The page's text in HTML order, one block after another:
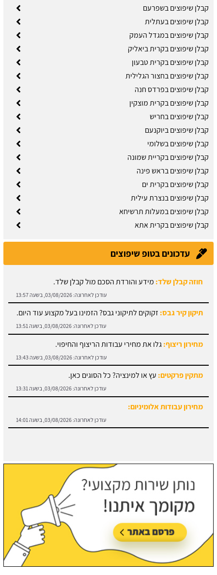
קבלן שיפוצים בשפרעם
קבלן שיפוצים בעתלית
קבלן שיפוצים במגדל העמק
קבלן שיפוצים בקרית ביאליק
קבלן שיפוצים בקרית טבעון
קבלן שיפוצים בחצור הגלילית
קבלן שיפוצים בפרדס חנה
קבלן שיפוצים בקרית מוצקין
קבלן שיפוצים בחריש
קבלן שיפוצים ביוקנעם
קבלן שיפוצים בשלומי
קבלן שיפוצים בקריית שמונה
קבלן שיפוצים בראש פינה
קבלן שיפוצים בקרית ים
קבלן שיפוצים בנצרת עילית
קבלן שיפוצים במעלות תרשיחא
קבלן שיפוצים בקרית אתא
עדכונים בטופ שיפוצים
תיקון קיר גבס:זקוקים לתיקוני גבס? הזמינו בעל מקצוע עוד היום.
עודכן לאחרונה:03/08/2026, בשעה 13:51
מחירון ריצוף:גלו את מחירי עבודות הריצוף והחיפוי.
עודכן לאחרונה: 03/08/2026, בשעה 13:43
מתקין פרקטים:עץ או למינציה? כל הסוגים כאן.
עודכן לאחרונה:03/08/2026, בשעה 13:31
מחירון עבודות אלומיניום:
עודכן לאחרונה: 03/08/2026, בשעה 14:01
חוזה קבלן שלד:מידע והורדת הסכם מול קבלן שלד.
עודכן לאחרונה: 03/08/2026, בשעה 13:57